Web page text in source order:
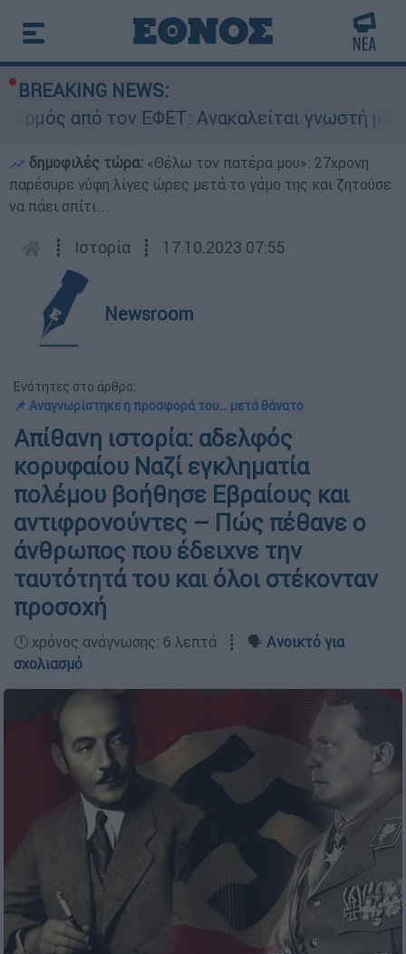
BREAKING NEWS:
τον ΕΦΕΤ: Ανακαλείται γνωστή μαρμελάδα
δημοφιλές τώρα: «Θέλω τον πατέρα μου»: 27χρονη
παρέσυρε νύφη λίγες ώρες μετά το γάμο της και ζητούσε
να πάει σπίτι...
┋ Ιστορία ┋ 17.10.2023 07:55
Newsroom
Ενότητες στο άρθρο:
📌 Αναγνωρίστηκε η προσφορά του... μετά θάνατο
Απίθανη ιστορία: αδελφός
κορυφαίου Ναζί εγκληματία
πολέμου βοήθησε Εβραίους και
αντιφρονούντες – Πώς πέθανε ο
άνθρωπος που έδειχνε την
ταυτότητά του και όλοι στέκονταν
προσοχή
🕛 χρόνος ανάγνωσης: 6 λεπτά ┋ 🗣️ Ανοικτό για
σχολιασμό